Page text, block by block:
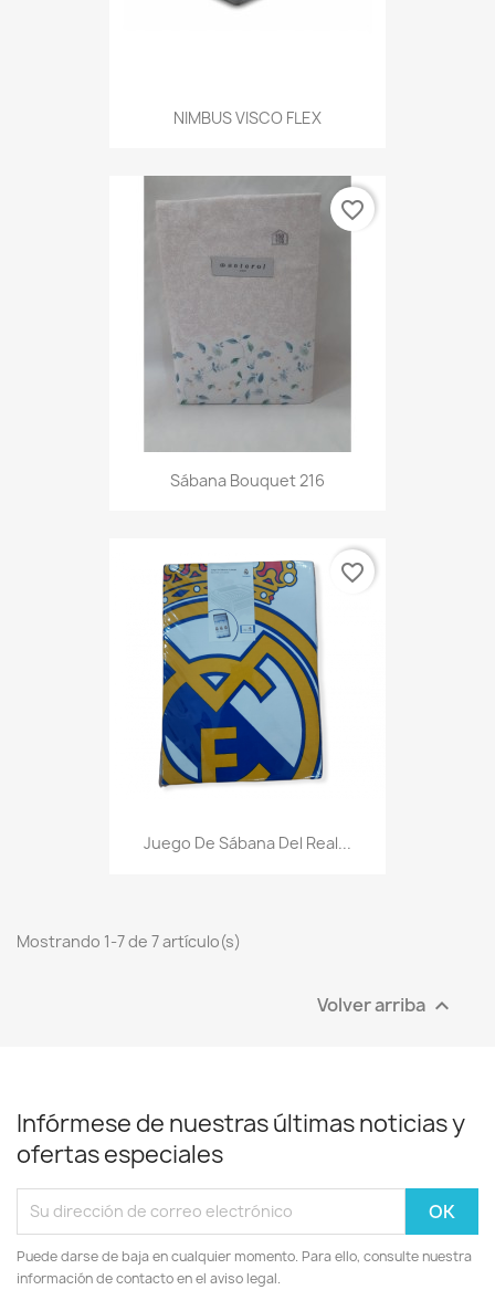
NIMBUS VISCO FLEX
Sábana Bouquet 216
favorite_border
Juego De Sábana Del Real...
favorite_border
Mostrando 1-7 de 7 artículo(s)
Volver arriba 
Infórmese de nuestras últimas noticias y
ofertas especiales
Puede darse de baja en cualquier momento. Para ello, consulte nuestra
información de contacto en el aviso legal.